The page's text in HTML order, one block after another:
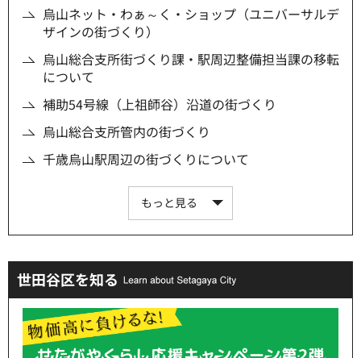
烏山ネット・わぁ～く・ショップ（ユニバーサルデ
ザインの街づくり）
烏山総合支所街づくり課・駅周辺整備担当課の移転
について
補助54号線（上祖師谷）沿道の街づくり
烏山総合支所管内の街づくり
千歳烏山駅周辺の街づくりについて
もっと見る
世田谷区を知る